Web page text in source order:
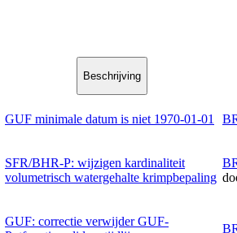
Beschrijving
GUF minimale datum is niet 1970-01-01
SFR/BHR-P: wijzigen kardinaliteit
volumetrisch watergehalte krimpbepaling
GUF: correctie verwijder GUF-